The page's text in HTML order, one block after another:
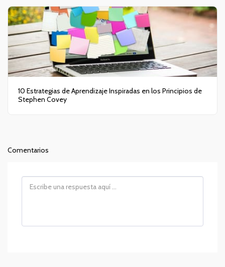
10 Estrategias de Aprendizaje Inspiradas en los Principios de
Stephen Covey
Comentarios